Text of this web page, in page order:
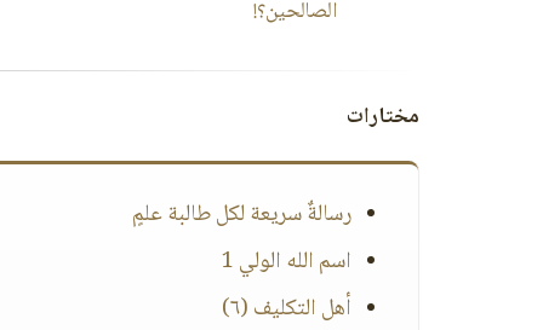
الصالحين؟!
مختارات
رسالةٌ سريعة لكل طالبة علمٍ
اسم الله الولي 1
أهل التكليف (٦)